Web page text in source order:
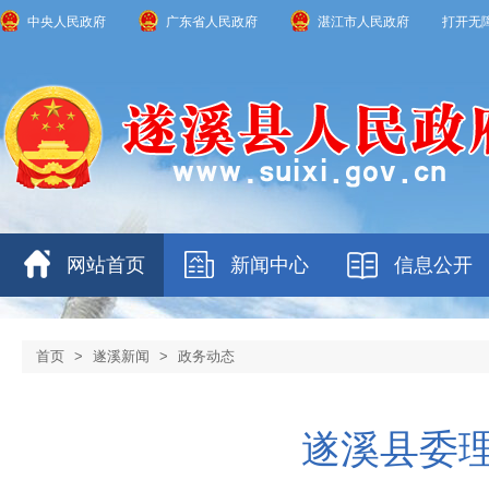
中央人民政府 广东省人民政府 湛江市人民政府 打开无
网站首页 新闻中心 信息公开
首页 > 遂溪新闻 > 政务动态
遂溪县委